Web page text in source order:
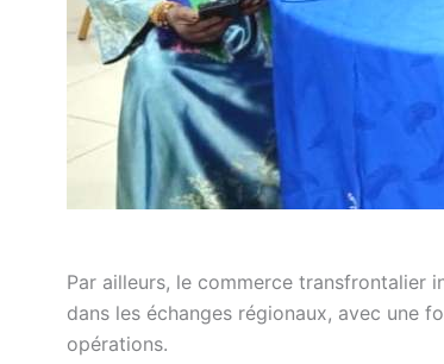
Par ailleurs, le commerce transfrontalier
dans les échanges régionaux, avec une
opérations.